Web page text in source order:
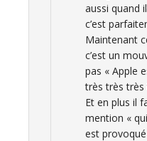
aussi quand
c’est
Maintenant
c’est un
pas « Apple
très très très
Et en plus il
mention «
est